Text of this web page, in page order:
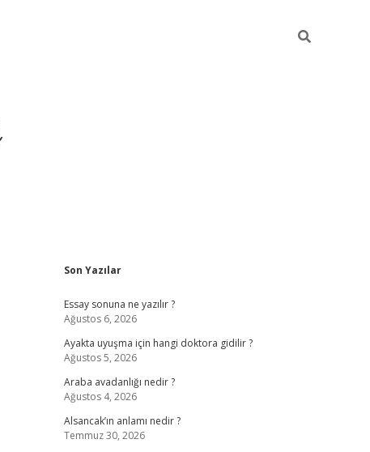
Sidebar
Son Yazılar
Essay sonuna ne yazılır ?
Ağustos 6, 2026
Ayakta uyuşma için hangi doktora gidilir ?
Ağustos 5, 2026
Araba avadanlığı nedir ?
Ağustos 4, 2026
Alsancak’ın anlamı nedir ?
Temmuz 30, 2026